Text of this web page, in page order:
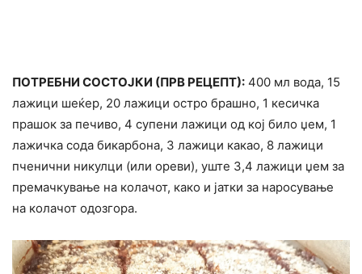
ПОТРЕБНИ СОСТОЈКИ (ПРВ РЕЦЕПТ): 400 мл вода, 15
лажици шеќер, 20 лажици остро брашно, 1 кесичка
прашок за печиво, 4 супени лажици од кој било џем, 1
лажичка сода бикарбона, 3 лажици какао, 8 лажици
пченични никулци (или ореви), уште 3,4 лажици џем за
премачкување на колачот, како и јатки за наросување
на колачот одозгора.